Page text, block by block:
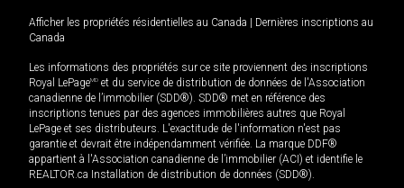
Afficher les propriétés résidentielles au Canada | Dernières inscriptions au
Canada
Les informations des propriétés sur ce site proviennent des inscriptions
Royal LePageMD et du service de distribution de données de l'Association
canadienne de l’immobilier (SDD®). SDD® met en référence des
inscriptions tenues par des agences immobilières autres que Royal
LePage et ses distributeurs. L'exactitude de l'information n'est pas
garantie et devrait être indépendamment vérifiée. La marque DDF®
appartient à l'Association canadienne de l’immobilier (ACI) et identifie le
REALTOR.ca Installation de distribution de données (SDD®).